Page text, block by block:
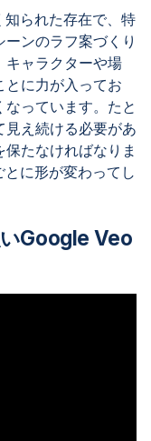
られた存在で、特
ンのラフ案づくり
キャラクターや場
とに力が入ってお
っています。たと
見え続ける必要があ
たなければなりま
に形が変わってし
Google Veo